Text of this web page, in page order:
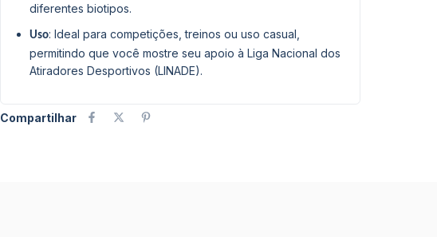
diferentes biotipos.
Uso: Ideal para competições, treinos ou uso casual,
permitindo que você mostre seu apoio à Liga Nacional dos
Atiradores Desportivos (LINADE).
Compartilhar